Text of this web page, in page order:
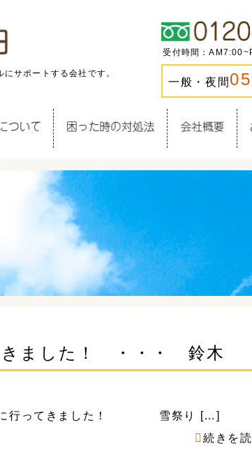
サポートする会社です。
受付時間：
一般・夜間
きました！ ・・・ 鈴木
道に行ってきました！ 雪祭り […]
続きを